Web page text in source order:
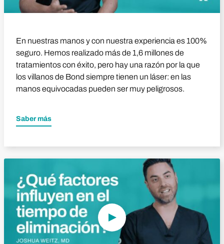
En nuestras manos y con nuestra experiencia es 100%
seguro. Hemos realizado más de 1,6 millones de
tratamientos con éxito, pero hay una razón por la que
los villanos de Bond siempre tienen un láser: en las
manos equivocadas pueden ser muy peligrosos.
Saber más
Reproducir vídeo